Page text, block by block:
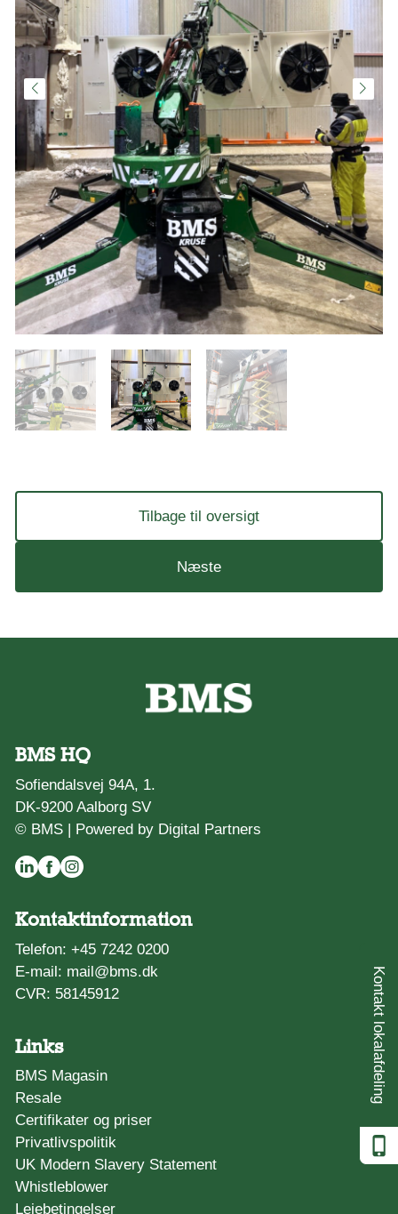
Kontakt lokalafdeling
Tilbage til oversigt
Næste
BMS HQ
Sofiendalsvej 94A, 1.
DK-9200 Aalborg SV
© BMS | Powered by Digital Partners
Kontaktinformation
Telefon:+45 7242 0200
E-mail: mail@bms.dk
CVR: 58145912
Links
BMS Magasin
Resale
Certifikater og priser
Privatlivspolitik
UK Modern Slavery Statement
Whistleblower
Lejebetingelser